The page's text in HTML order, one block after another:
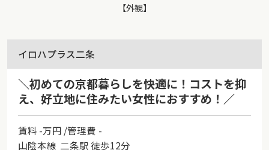
【外観】
イロハプラス二条
＼初めての京都暮らしを快適に！コストを抑
え、好立地に住みたい女性におすすめ！／
賃料 -万円 /管理費 -
山陰本線 二条駅 徒歩12分